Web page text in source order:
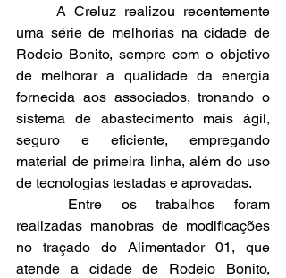
uma série de melhorias na cidade de
Rodeio Bonito, sempre com o objetivo
de melhorar a qualidade da energia
fornecida aos associados, tronando o
sistema de abastecimento mais ágil,
seguro e eficiente, empregando
material de primeira linha, além do uso
de tecnologias testadas e aprovadas.
realizadas manobras de modificações
no traçado do Alimentador 01, que
atende a cidade de Rodeio Bonito,